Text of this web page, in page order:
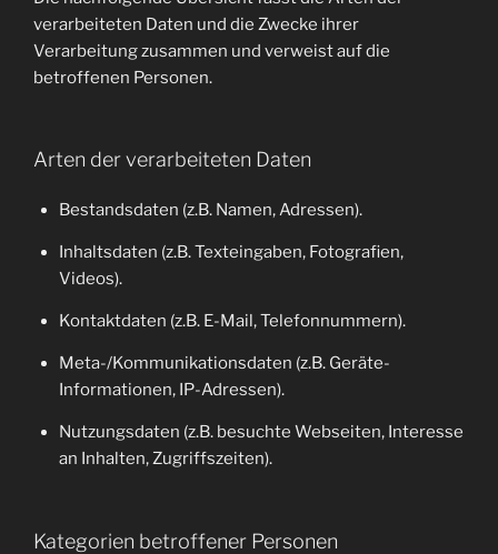
verarbeiteten Daten und die Zwecke ihrer
Verarbeitung zusammen und verweist auf die
betroffenen Personen.
Arten der verarbeiteten Daten
Bestandsdaten (z.B. Namen, Adressen).
Inhaltsdaten (z.B. Texteingaben, Fotografien,
Videos).
Kontaktdaten (z.B. E-Mail, Telefonnummern).
Meta-/Kommunikationsdaten (z.B. Geräte-
Informationen, IP-Adressen).
Nutzungsdaten (z.B. besuchte Webseiten, Interesse
an Inhalten, Zugriffszeiten).
Kategorien betroffener Personen